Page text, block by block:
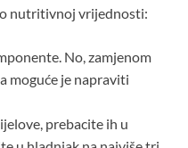
nutritivnoj vrijednosti:
No, zamjenom
moguće je napraviti
prebacite ih u